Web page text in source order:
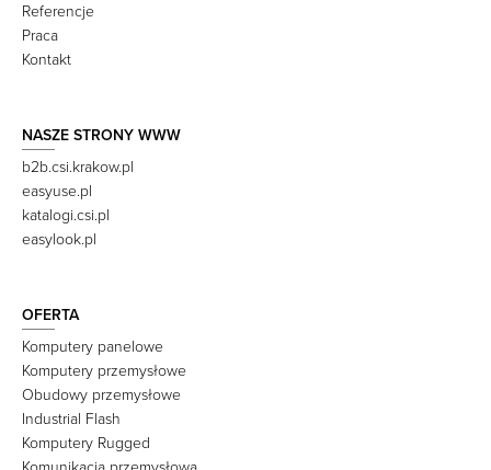
Referencje
Praca
Kontakt
NASZE STRONY WWW
b2b.csi.krakow.pl
easyuse.pl
katalogi.csi.pl
easylook.pl
OFERTA
Komputery panelowe
Komputery przemysłowe
Obudowy przemysłowe
Industrial Flash
Komputery Rugged